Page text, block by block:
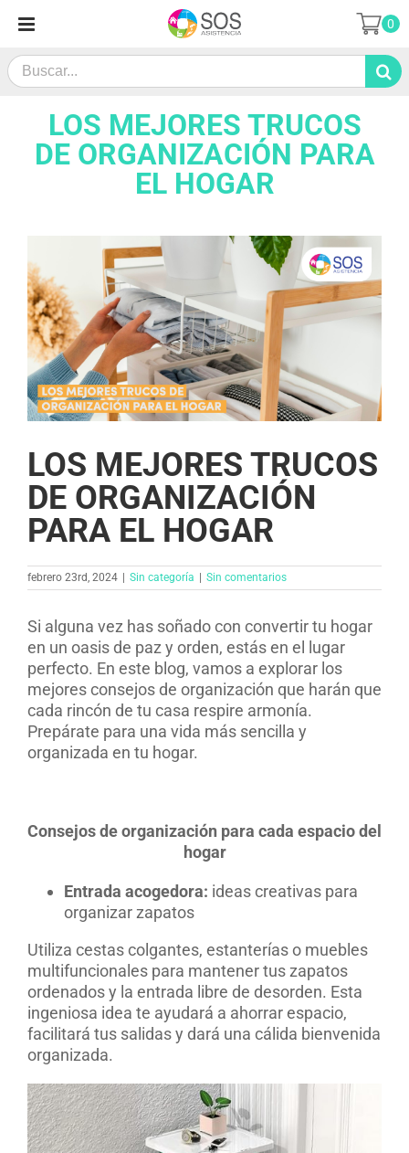
contenido
Search
for:
0
LOS MEJORES TRUCOS
DE ORGANIZACIÓN PARA
EL HOGAR
imagen
más
grande
LOS MEJORES TRUCOS
DE ORGANIZACIÓN
PARA EL HOGAR
febrero 23rd, 2024 Sin categoría Sin comentarios
Si alguna vez has soñado con convertir tu hogar
en un oasis de paz y orden, estás en el lugar
perfecto. En este blog, vamos a explorar los
mejores consejos de organización que harán que
cada rincón de tu casa respire armonía.
Prepárate para una vida más sencilla y
organizada en tu hogar.
Consejos de organización para cada espacio del
hogar
Entrada acogedora: ideas creativas para
organizar zapatos
Utiliza cestas colgantes, estanterías o muebles
multifuncionales para mantener tus zapatos
ordenados y la entrada libre de desorden. Esta
ingeniosa idea te ayudará a ahorrar espacio,
facilitará tus salidas y dará una cálida bienvenida
organizada.